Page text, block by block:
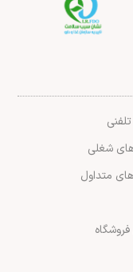
شغلی
متداول